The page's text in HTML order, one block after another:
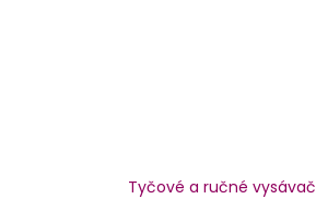
Tyčové a ručné